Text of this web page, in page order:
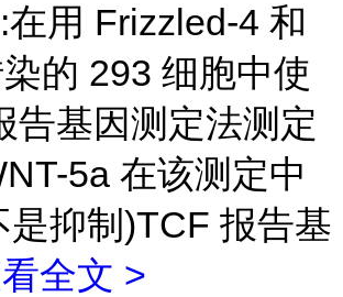
用 Frizzled-4 和
的 293 细胞中使
告基因测定法测定
5a 在该测定中
是抑制)TCF 报告基
全文 >